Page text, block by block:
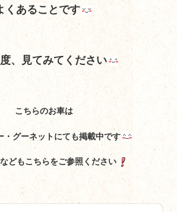
くあることです
、見てみてください
こちらのお車は
・グーネットにても掲載中です
どもこちらをご参照ください